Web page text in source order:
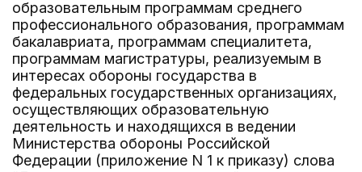
образовательным программам среднего
профессионального образования, программам
бакалавриата, программам специалитета,
программам магистратуры, реализуемым в
интересах обороны государства в
федеральных государственных организациях,
осуществляющих образовательную
деятельность и находящихся в ведении
Министерства обороны Российской
Федерации (приложение N 1 к приказу) слова